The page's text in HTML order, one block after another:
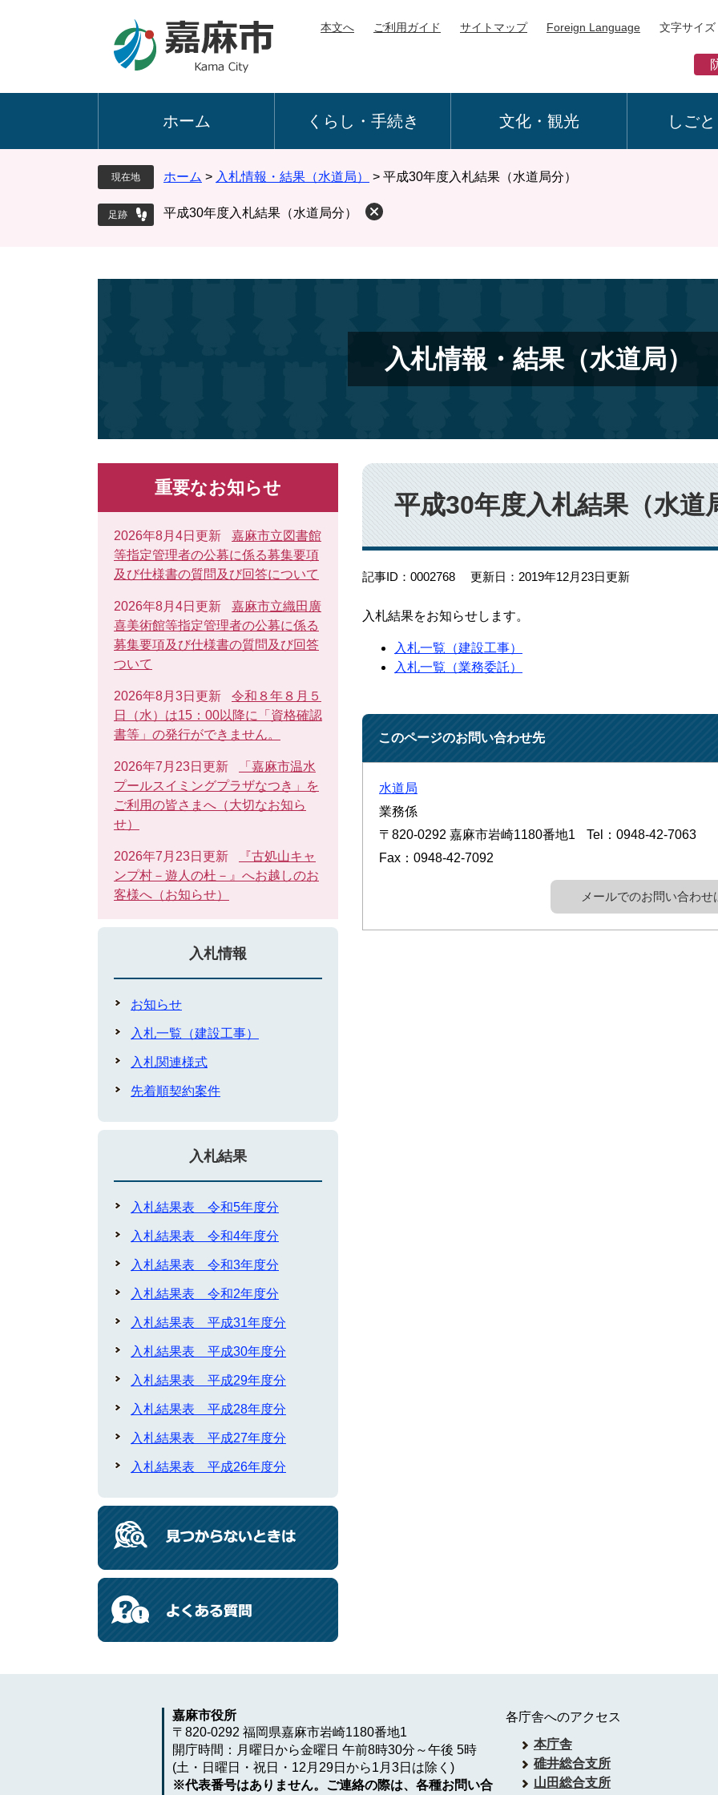
本文へ ご利用ガイド サイトマップ Foreign Language 文字サイズ
ホーム くらし・手続き 文化・観光 しご
現在地 ホーム > 入札情報・結果（水道局） > 平成30年度入札結果（水道局分）
平成30年度入札結果（水道局分）
入札情報・結果（水道局）
本
文
平成30年度入札結果（水道
記事ID：0002768 更新日：2019年12月23日更新
入札結果をお知らせします。
入札一覧（建設工事）
入札一覧（業務委託）
このページのお問い合わせ先
水道局
業務係
〒820-0292 嘉麻市岩崎1180番地1
Tel：0948-42-7063
Fax：0948-42-7092
メールでのお問い合わせ
重要なお知らせ
2026年8月4日更新
嘉麻市立図書館
等指定管理者の公募に係る募集要項
及び仕様書の質問及び回答について
2026年8月4日更新
嘉麻市立織田廣
喜美術館等指定管理者の公募に係る
募集要項及び仕様書の質問及び回答
ついて
2026年8月3日更新
令和８年８月５
日（水）は15：00以降に「資格確認
書等」の発行ができません。
2026年7月23日更新
「嘉麻市温水
プールスイミングプラザなつき」を
ご利用の皆さまへ（大切なお知ら
せ）
2026年7月23日更新
『古処山キャ
ンプ村－遊人の杜－』へお越しのお
客様へ（お知らせ）
入札情報
お知らせ
入札一覧（建設工事）
入札関連様式
先着順契約案件
入札結果
入札結果表 令和5年度分
入札結果表 令和4年度分
入札結果表 令和3年度分
入札結果表 令和2年度分
入札結果表 平成31年度分
入札結果表 平成30年度分
入札結果表 平成29年度分
入札結果表 平成28年度分
入札結果表 平成27年度分
入札結果表 平成26年度分
嘉麻市役所
〒820-0292 福岡県嘉麻市岩崎1180番地1
開庁時間：月曜日から金曜日 午前8時30分～午後 5時
(土・日曜日・祝日・12月29日から1月3日は除く)
※代表番号はありません。ご連絡の際は、各種お問い合
各庁舎へのアクセス
本庁舎
碓井総合支所
山田総合支所